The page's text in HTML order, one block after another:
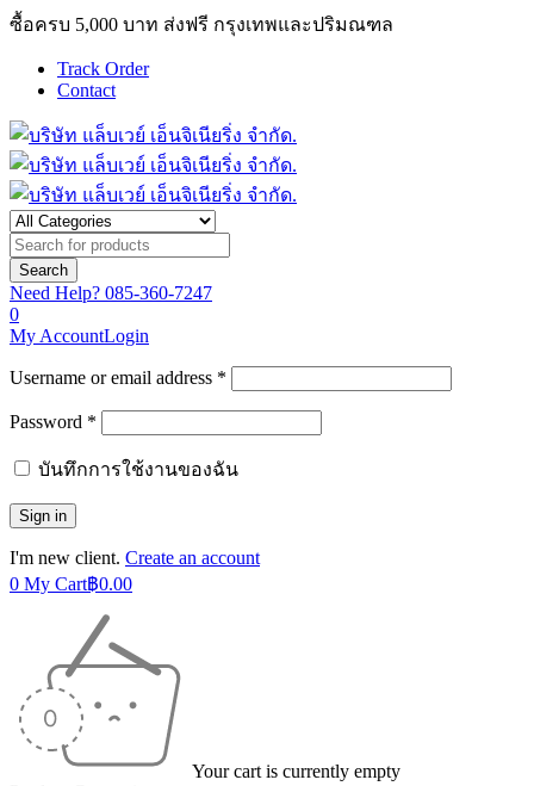
ซื้อครบ 5,000 บาท ส่งฟรี กรุงเทพและปริมณฑล
Track Order
Contact
Need Help? 085-360-7247
0
My AccountLogin
Username or email address *
Password *
บันทึกการใช้งานของฉัน
I'm new client. Create an account
0 My Cart฿0.00
Your cart is currently empty